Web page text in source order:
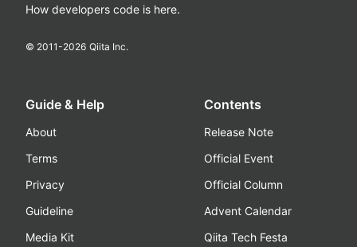
How developers code is here.
© 2011-2026 Qiita Inc.
Guide & Help
About
Terms
Privacy
Guideline
Media Kit
Contents
Release Note
Official Event
Official Column
Advent Calendar
Qiita Tech Festa